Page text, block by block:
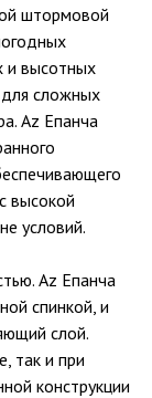
штормовой
и высотных
сложных
Az Епанча
высокой
условий.
Az Епанча
спинкой, и
слой.
так и при
конструкции